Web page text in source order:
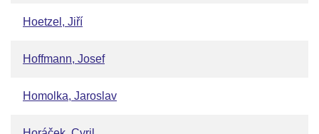
Hoetzel, Jiří
Hoffmann, Josef
Homolka, Jaroslav